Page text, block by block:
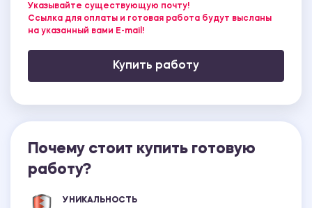
Указывайте существующую почту!
Ссылка для оплаты и готовая работа будут высланы
на указанный вами E-mail!
Купить работу
Почему стоит купить готовую
работу?
УНИКАЛЬНОСТЬ